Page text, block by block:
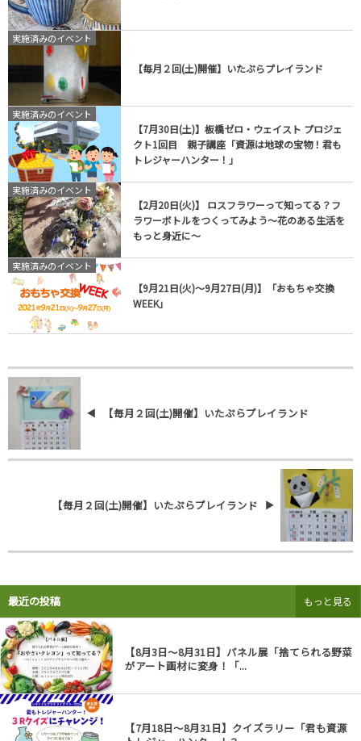
実施済みのイベント
【毎月２回(土)開催】いたぷらプレイランド
実施済みのイベント
【7月30日(土)】板橋ゼロ・ウェイスト プロジェ
クト1回目 親子講座「資源は地球の宝物！君も
トレジャーハンター！」
実施済みのイベント
【2月20日(火)】 ロスフラワーって知ってる？フ
ラワーボトルをつくってみよう～花のある生活を
もっと身近に～
実施済みのイベント
【9月21日(火)～9月27日(月)】「おもちゃ交換
WEEK」
【毎月２回(土)開催】いたぷらプレイランド
【毎月２回(土)開催】いたぷらプレイランド
最近の投稿
【8月3日～8月31日】パネル展「捨てられる野菜
がアート画材に変身！「...
【7月18日～8月31日】クイズラリー「君も資源
もっと見る